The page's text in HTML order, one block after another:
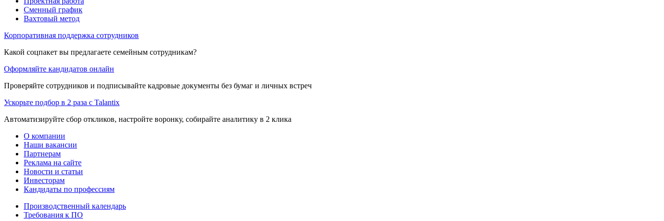
Сменный график
Вахтовый метод
Корпоративная поддержка сотрудников
Какой соцпакет вы предлагаете семейным сотрудникам?
Оформляйте кандидатов онлайн
Проверяйте сотрудников и подписывайте кадровые документы без бумаг и личных встреч
Ускорьте подбор в 2 раза с Talantix
Автоматизируйте сбор откликов, настройте воронку, собирайте аналитику в 2 клика
О компании
Наши вакансии
Партнерам
Реклама на сайте
Новости и статьи
Инвесторам
Кандидаты по профессиям
Производственный календарь
Требования к ПО